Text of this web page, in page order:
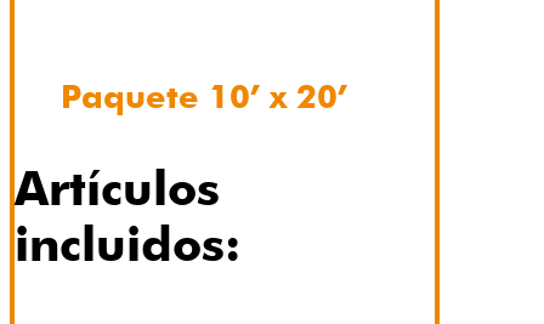
Paquete 10’ x 20’
Artículos
incluidos: